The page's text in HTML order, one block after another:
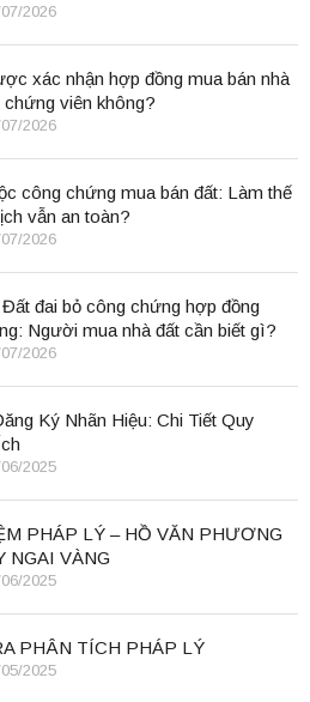
2026
xác nhận hợp đồng mua bán nhà
viên không?
2026
công chứng mua bán đất: Làm thế
vẫn an toàn?
2026
đai bỏ công chứng hợp đồng
Người mua nhà đất cần biết gì?
2026
Ký Nhãn Hiệu: Chi Tiết Quy
2025
PHÁP LÝ – HỒ VĂN PHƯƠNG
NGAI VÀNG
2025
PHÂN TÍCH PHÁP LÝ
2025